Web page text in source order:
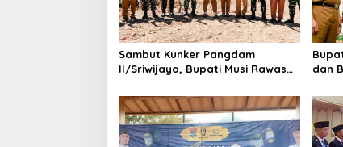
Sambut Kunker Pangdam
II/Sriwijaya, Bupati Musi Rawas
Pembangunan Yonif
947/Pangeran Amin
dan